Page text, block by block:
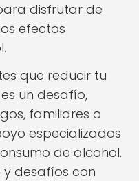
disfrutar de
efectos
que reducir tu
un desafío,
familiares o
especializados
de alcohol.
desafíos con